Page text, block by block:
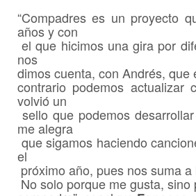
“Compadres es un proyecto
años y con
el que hicimos una gira por
nos
dimos cuenta, con Andrés,
contrario podemos actualizar
volvió un
sello que podemos
me alegra
que sigamos haciendo
el
próximo año, pues nos suma
No solo porque me gusta,